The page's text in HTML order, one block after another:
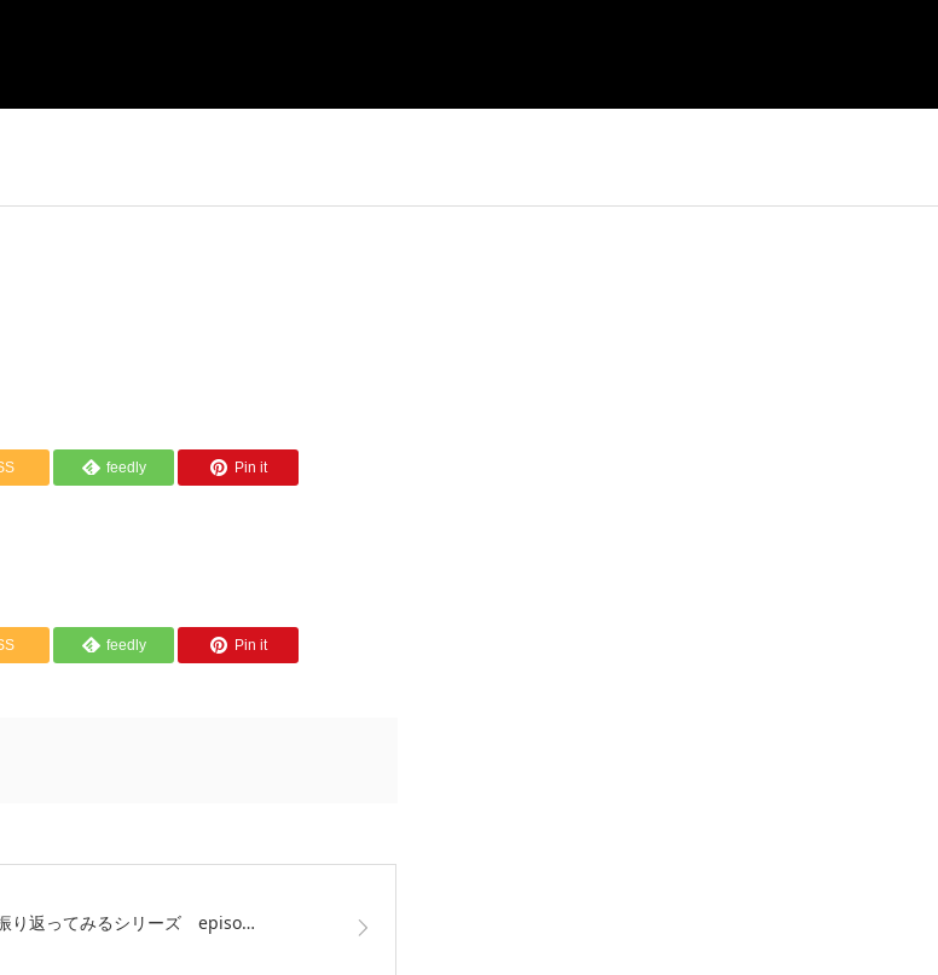
feedly Pin it
feedly Pin it
り返ってみるシリーズ episo…